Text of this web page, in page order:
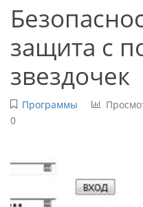
защита с
звездочек
Программы
0